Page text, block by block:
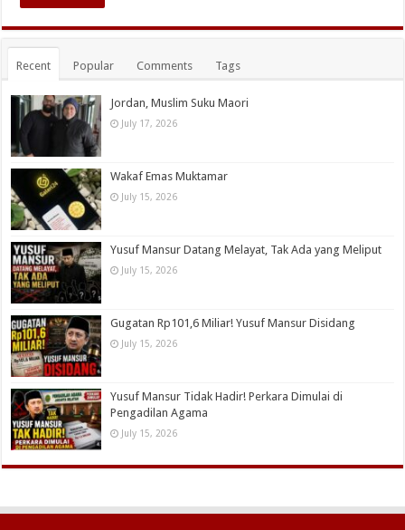
Recent Popular Comments Tags
Jordan, Muslim Suku Maori
July 17, 2026
Wakaf Emas Muktamar
July 15, 2026
Yusuf Mansur Datang Melayat, Tak Ada yang Meliput
July 15, 2026
Gugatan Rp101,6 Miliar! Yusuf Mansur Disidang
July 15, 2026
Yusuf Mansur Tidak Hadir! Perkara Dimulai di
Pengadilan Agama
July 15, 2026